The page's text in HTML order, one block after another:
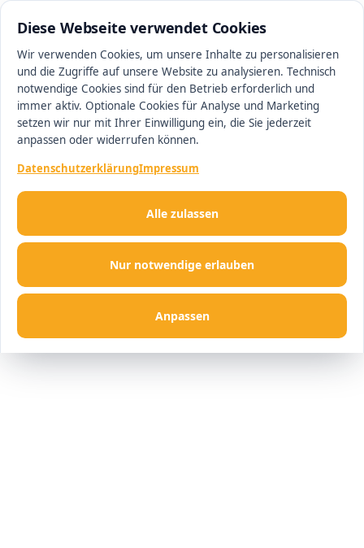
Diese Webseite verwendet Cookies
Wir verwenden Cookies, um unsere Inhalte zu personalisieren
und die Zugriffe auf unsere Website zu analysieren. Technisch
notwendige Cookies sind für den Betrieb erforderlich und
immer aktiv. Optionale Cookies für Analyse und Marketing
setzen wir nur mit Ihrer Einwilligung ein, die Sie jederzeit
anpassen oder widerrufen können.
DatenschutzerklärungImpressum
Nur notwendige erlauben
Anpassen
Alle zulassen